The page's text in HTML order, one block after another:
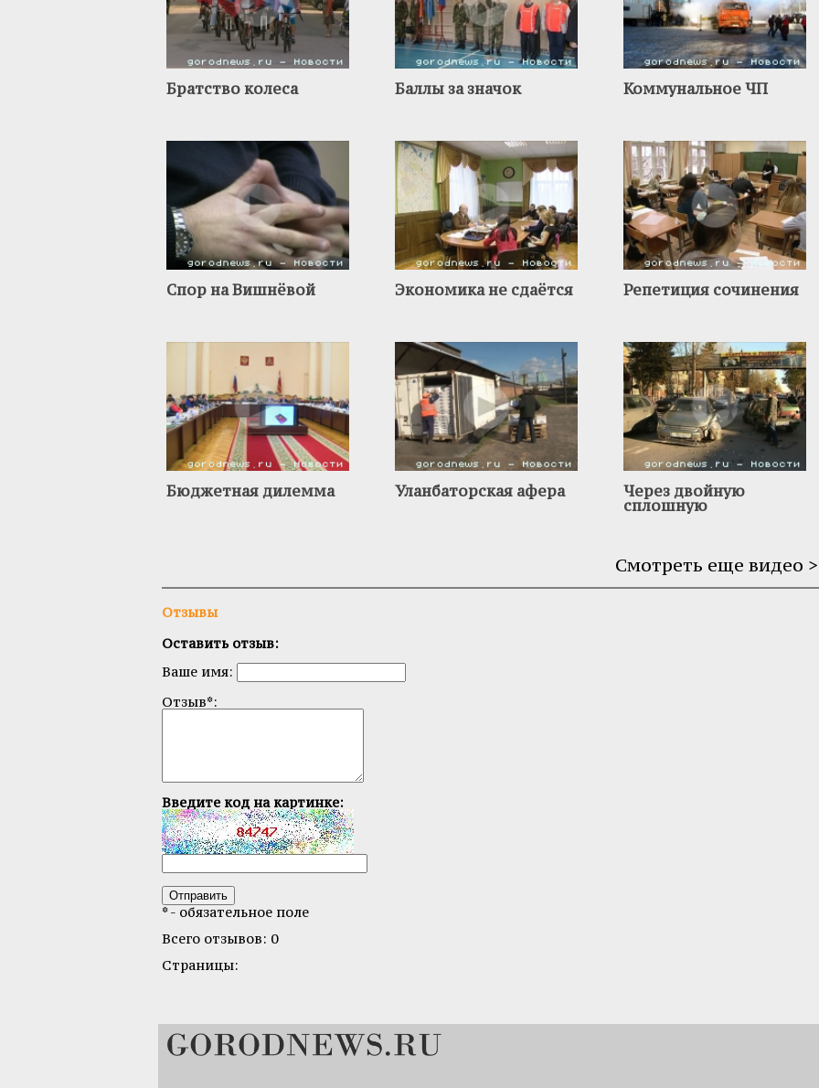
Братство колеса Баллы за значок Коммунальное ЧП
Спор на Вишнёвой Экономика не сдаётся Репетиция сочинения
Бюджетная дилемма Уланбаторская афера Через двойную
сплошную
Смотреть еще видео
Отзывы
Оставить отзыв:
Ваше имя:
Отзыв*:
Введите код на картинке:
* - обязательное поле
Всего отзывов: 0
Страницы: